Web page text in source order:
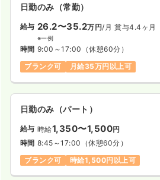
日勤のみ（常勤）
給与 26.2〜35.2万円/月 賞与4.4ヶ月
※一例
時間 9:00～17:00 （休憩60分）
ブランク可
月給35万円以上可
日勤のみ（パート）
給与 時給1,350〜1,500円
時間 8:45～17:00 （休憩60分）
ブランク可
時給1,500円以上可